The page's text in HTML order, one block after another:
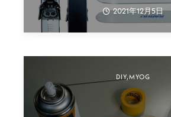
2021年12月5日
DIY,MYOG